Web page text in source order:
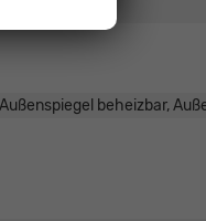
beheizbar,